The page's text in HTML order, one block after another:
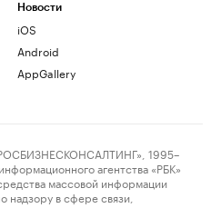
Новости
iOS
Android
AppGallery
1995–
агентства «РБК»
массовой информации
надзору в сфере связи,